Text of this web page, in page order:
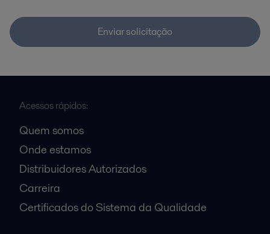
Enviar solicitação
Acessos rápidos:
Quem somos
Onde estamos
Distribuidores Autorizados
Carreira
Certificados do Sistema da Qualidade